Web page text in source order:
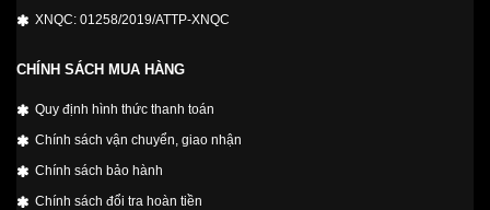
XNQC: 01258/2019/ATTP-XNQC
CHÍNH SÁCH MUA HÀNG
Quy định hình thức thanh toán
Chính sách vận chuyển, giao nhận
Chính sách bảo hành
Chính sách đổi tra hoàn tiền